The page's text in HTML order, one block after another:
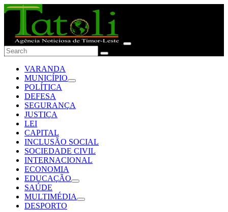
VARANDA
MUNICÍPIO
POLÍTICA
DEFESA
SEGURANÇA
JUSTIÇA
LEI
CAPITAL
INCLUSÃO SOCIAL
SOCIEDADE CIVIL
INTERNACIONAL
ECONOMIA
EDUCAÇÃO
SAÚDE
MULTIMÉDIA
DESPORTO